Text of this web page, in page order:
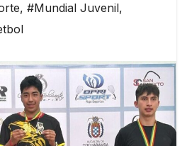
, #Mundial Juvenil,